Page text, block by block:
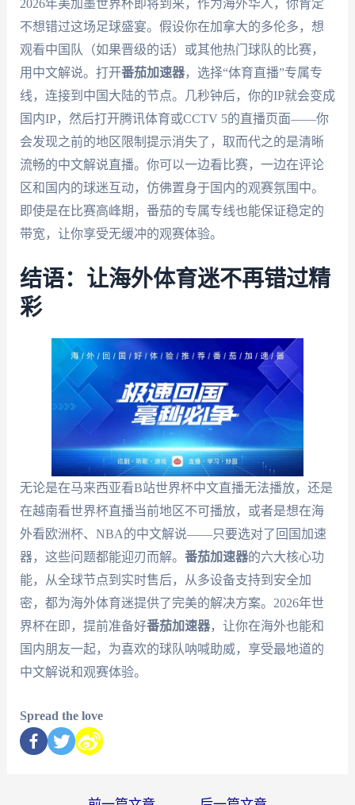
2026年美加墨世界杯即将到来，作为海外华人，你肯定
不想错过这场足球盛宴。假设你在加拿大的多伦多，想
观看中国队（如果晋级的话）或其他热门球队的比赛，
用中文解说。打开番茄加速器，选择“体育直播”专属专
线，连接到中国大陆的节点。几秒钟后，你的IP就会变成
国内IP，然后打开腾讯体育或CCTV 5的直播页面——你
会发现之前的地区限制提示消失了，取而代之的是清晰
流畅的中文解说直播。你可以一边看比赛，一边在评论
区和国内的球迷互动，仿佛置身于国内的观赛氛围中。
即使是在比赛高峰期，番茄的专属专线也能保证稳定的
带宽，让你享受无缓冲的观赛体验。
结语：让海外体育迷不再错过精
彩
无论是在马来西亚看B站世界杯中文直播无法播放，还是
在越南看世界杯直播当前地区不可播放，或者是想在海
外看欧洲杯、NBA的中文解说——只要选对了回国加速
器，这些问题都能迎刃而解。 番茄加速器的六大核心功
能，从全球节点到实时售后，从多设备支持到安全加
密，都为海外体育迷提供了完美的解决方案。2026年世
界杯在即，提前准备好番茄加速器，让你在海外也能和
国内朋友一起，为喜欢的球队呐喊助威，享受最地道的
中文解说和观赛体验。
Spread the love